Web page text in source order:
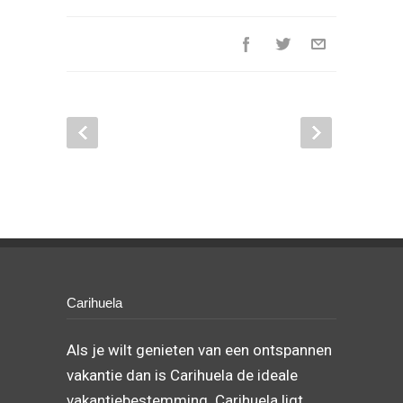
Carihuela
Als je wilt genieten van een ontspannen
vakantie dan is Carihuela de ideale